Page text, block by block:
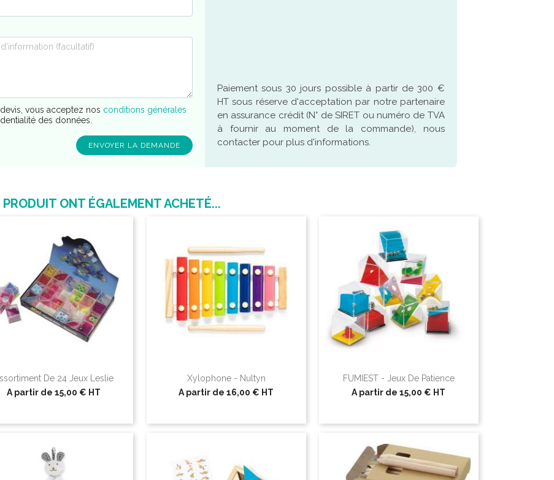
vous acceptez nos conditions générales
des données.
Paiement sous 30 jours possible à partir de 300 €
HT sous réserve d'acceptation par notre partenaire
en assurance crédit (N° de SIRET ou numéro de TVA
à fournir au moment de la commande), nous
contacter pour plus d'informations.
ONT ÉGALEMENT ACHETÉ...
De 24 Jeux Leslie
A partir de 15,00 € HT
Xylophone - Nultyn
A partir de 16,00 € HT
FUMIEST - Jeux De Patience
A partir de15,00 € HT